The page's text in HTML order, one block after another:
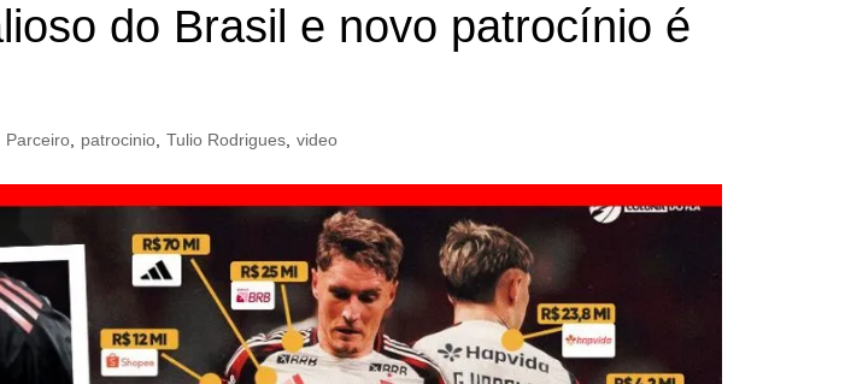
do Brasil e novo patrocínio é
Parceiro patrocinio Tulio Rodrigues video